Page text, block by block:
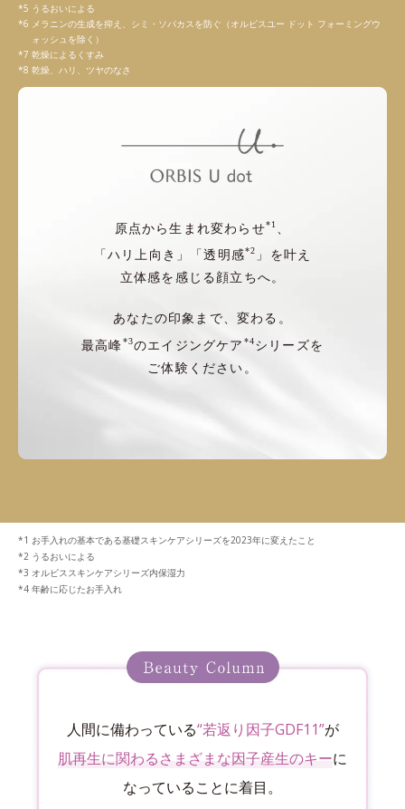
うるおいによる
メラニンの生成を抑え、シミ・ソバカスを防ぐ（オルビスユー ドット フォーミングウ
ォッシュを除く）
乾燥によるくすみ
乾燥、ハリ、ツヤのなさ
原点から生まれ変わらせ*1
「ハリ上向き」「透明感*2 」を叶え
立体感を感じる顔立ちへ。
あなたの印象まで、変わる。
最高峰*3のエイジングケア *4シリーズを
ご体験ください。
お手入れの基本である基礎スキンケアシリーズを2023年に変えたこと
うるおいによる
オルビススキンケアシリーズ内保湿力
年齢に応じたお手入れ
人間に備わっている“若返り因子GDF11”が
肌再生に関わるさまざまな因子産生のキーに
なっていることに着目。